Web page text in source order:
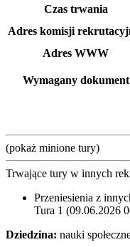
Czas trwania
Adres komisji
Adres WWW
Wymagany dokument
(pokaż minione tury)
Trwające tury w innych
Przeniesienia z
Tura 1 (09.06.2026
Dziedzina: nauki